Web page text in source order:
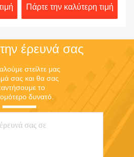
κλίσης
Πάρτε την καλύτερη τιμή
την έρευνά σας
στείλτε μας
σας και θα σας
το
δυνατό.